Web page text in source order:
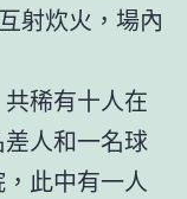
射炊火，場內
稀有十人在
人和一名球
此中有一人